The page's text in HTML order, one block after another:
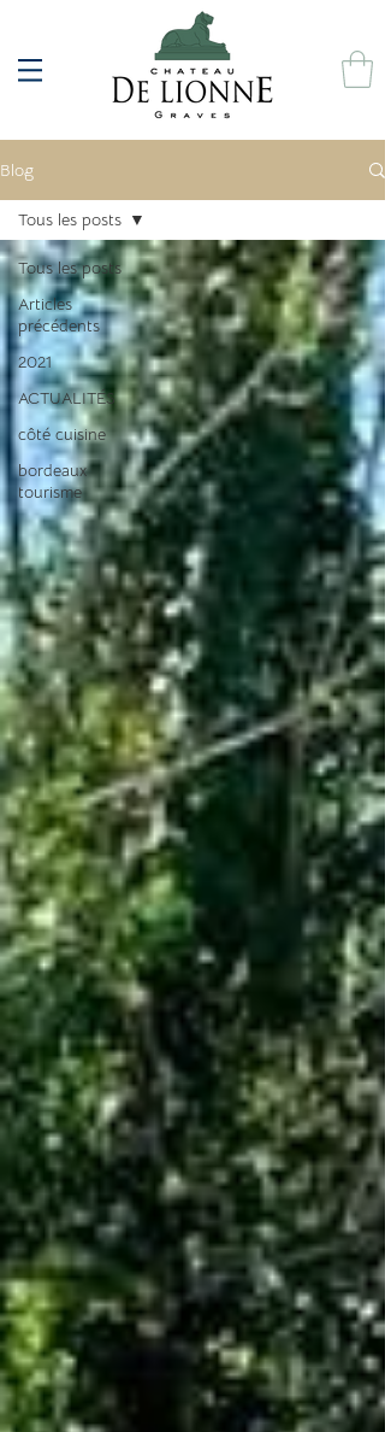
Blog
Tous les posts
Articles
précédents
2021
ACTUALITÉS
côté cuisine
bordeaux
tourisme
Tous les posts